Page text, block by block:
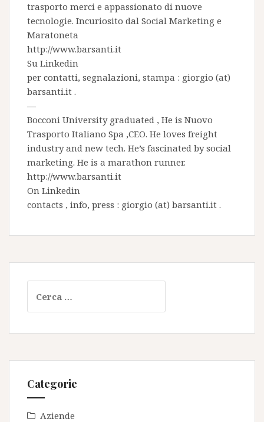
trasporto merci e appassionato di nuove
tecnologie. Incuriosito dal Social Marketing e
Maratoneta
http://www.barsanti.it
Su Linkedin
per contatti, segnalazioni, stampa : giorgio (at)
barsanti.it .
—
Bocconi University graduated , He is Nuovo
Trasporto Italiano Spa ,CEO. He loves freight
industry and new tech. He’s fascinated by social
marketing. He is a marathon runner.
http://www.barsanti.it
On Linkedin
contacts , info, press : giorgio (at) barsanti.it .
per:
Categorie
Aziende